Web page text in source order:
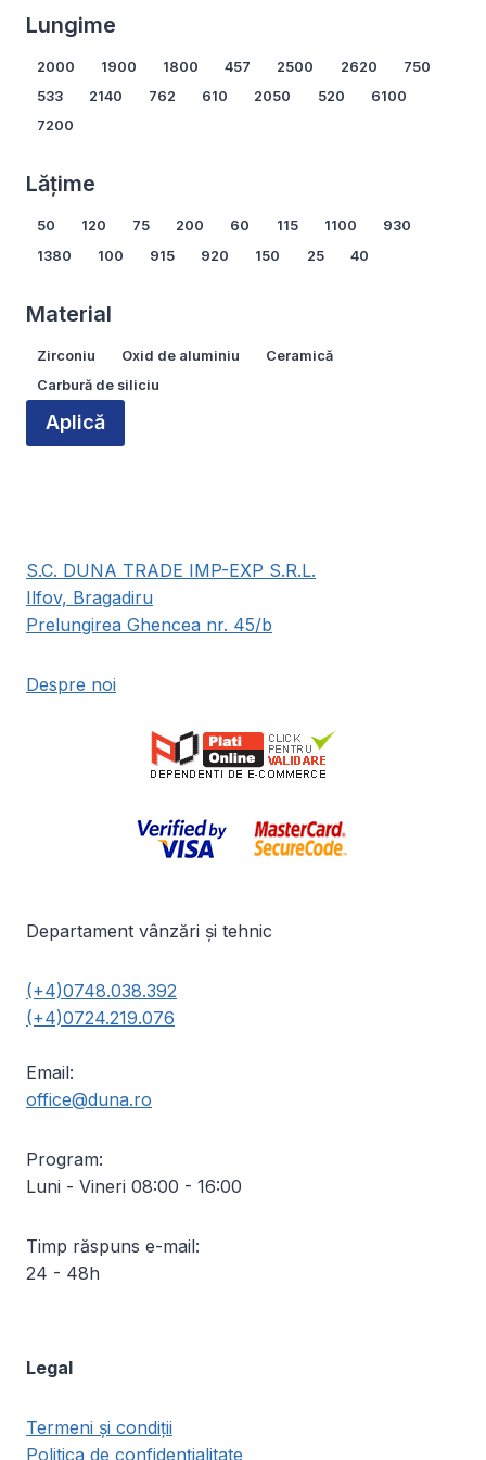
Lungime
Lungime
2000 1900 1800 457 2500 2620
750
533
2140 762 610 2050 520
6100
7200
Lățime
Lățime
50 120 75 200 60 115 1100
930
1380
100 915 920 150 25 40
Material
Material
Zirconiu Oxid de aluminiu
Ceramică
Carbură de siliciu
Aplică
S.C. DUNA TRADE IMP-EXP S.R.L.
Ilfov, Bragadiru
Prelungirea Ghencea nr. 45/b
Despre noi
Departament vânzări și tehnic
(+4)0748.038.392
(+4)0724.219.076
Email:
office@duna.ro
Program:
Luni - Vineri 08:00 - 16:00
Timp răspuns e-mail:
24 - 48h
Legal
Termeni și condiții
Politica de confidențialitate